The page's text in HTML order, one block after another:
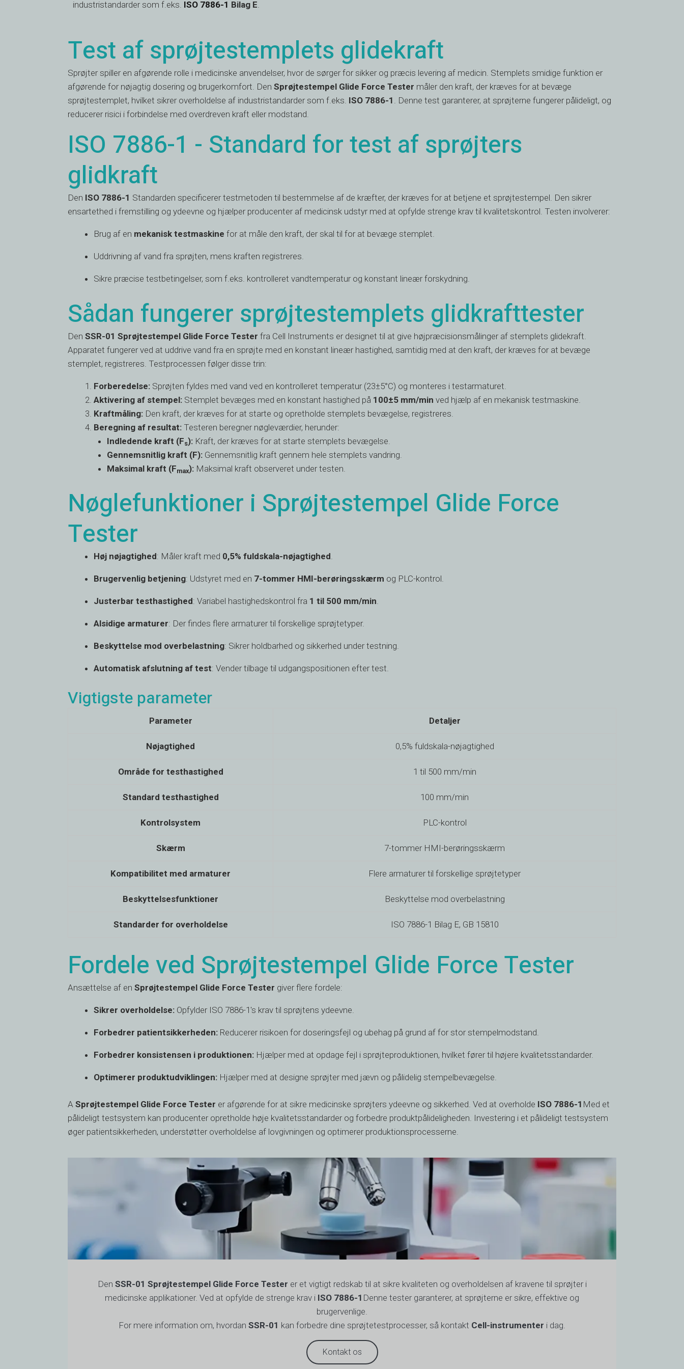
industristandarder som f.eks. ISO 7886-1 Bilag E.
Test af sprøjtestemplets glidekraft
Sprøjter spiller en afgørende rolle i medicinske anvendelser, hvor de sørger for sikker og præcis levering af medicin. Stemplets smidige funktion er
afgørende for nøjagtig dosering og brugerkomfort. Den Sprøjtestempel Glide Force Tester måler den kraft, der kræves for at bevæge
sprøjtestemplet, hvilket sikrer overholdelse af industristandarder som f.eks. ISO 7886-1 . Denne test garanterer, at sprøjterne fungerer pålideligt, og
reducerer risici i forbindelse med overdreven kraft eller modstand.
ISO 7886-1 - Standard for test af sprøjters
glidkraft
Den ISO 7886-1 Standarden specificerer testmetoden til bestemmelse af de kræfter, der kræves for at betjene et sprøjtestempel. Den sikrer
ensartethed i fremstilling og ydeevne og hjælper producenter af medicinsk udstyr med at opfylde strenge krav til kvalitetskontrol. Testen involverer:
Brug af en mekanisk testmaskine for at måle den kraft, der skal til for at bevæge stemplet.
Uddrivning af vand fra sprøjten, mens kraften registreres.
Sikre præcise testbetingelser, som f.eks. kontrolleret vandtemperatur og konstant lineær forskydning.
Sådan fungerer sprøjtestemplets glidkrafttester
Den SSR-01 Sprøjtestempel Glide Force Tester fra Cell Instruments er designet til at give højpræcisionsmålinger af stemplets glidekraft.
Apparatet fungerer ved at uddrive vand fra en sprøjte med en konstant lineær hastighed, samtidig med at den kraft, der kræves for at bevæge
stemplet, registreres. Testprocessen følger disse trin:
Forberedelse: Sprøjten fyldes med vand ved en kontrolleret temperatur (23±5°C) og monteres i testarmaturet.
Aktivering af stempel: Stemplet bevæges med en konstant hastighed på 100±5 mm/min ved hjælp af en mekanisk testmaskine.
Kraftmåling: Den kraft, der kræves for at starte og opretholde stemplets bevægelse, registreres.
Beregning af resultat: Testeren beregner nøgleværdier, herunder:
Indledende kraft (Fs):Kraft, der kræves for at starte stemplets bevægelse.
Gennemsnitlig kraft (F):Gennemsnitlig kraft gennem hele stemplets vandring.
Maksimal kraft (Fmax):Maksimal kraft observeret under testen.
Nøglefunktioner i Sprøjtestempel Glide Force
Tester
Høj nøjagtighed: Måler kraft med 0,5% fuldskala-nøjagtighed.
Brugervenlig betjening: Udstyret med en 7-tommer HMI-berøringsskærm og PLC-kontrol.
Justerbar testhastighed: Variabel hastighedskontrol fra 1 til 500 mm/min.
Alsidige armaturer: Der findes flere armaturer til forskellige sprøjtetyper.
Beskyttelse mod overbelastning: Sikrer holdbarhed og sikkerhed under testning.
Automatisk afslutning af test: Vender tilbage til udgangspositionen efter test.
Vigtigste parameter
Parameter Detaljer
Nøjagtighed 0,5% fuldskala-nøjagtighed
Område for testhastighed 1 til 500 mm/min
Standard testhastighed 100 mm/min
Kontrolsystem PLC-kontrol
Skærm 7-tommer HMI-berøringsskærm
Kompatibilitet med armaturer Flere armaturer til forskellige sprøjtetyper
Beskyttelsesfunktioner Beskyttelse mod overbelastning
Standarder for overholdelse ISO 7886-1 Bilag E, GB 15810
Fordele ved Sprøjtestempel Glide Force Tester
Ansættelse af en Sprøjtestempel Glide Force Tester giver flere fordele:
Sikrer overholdelse: Opfylder ISO 7886-1's krav til sprøjtens ydeevne.
Forbedrer patientsikkerheden: Reducerer risikoen for doseringsfejl og ubehag på grund af for stor stempelmodstand.
Forbedrer konsistensen i produktionen: Hjælper med at opdage fejl i sprøjteproduktionen, hvilket fører til højere kvalitetsstandarder.
Optimerer produktudviklingen: Hjælper med at designe sprøjter med jævn og pålidelig stempelbevægelse.
A Sprøjtestempel Glide Force Tester er afgørende for at sikre medicinske sprøjters ydeevne og sikkerhed. Ved at overholde ISO 7886-1 Med et
pålideligt testsystem kan producenter opretholde høje kvalitetsstandarder og forbedre produktpålideligheden. Investering i et pålideligt testsystem
øger patientsikkerheden, understøtter overholdelse af lovgivningen og optimerer produktionsprocesserne.
Den SSR-01 Sprøjtestempel Glide Force Tester er et vigtigt redskab til at sikre kvaliteten og overholdelsen af kravene til sprøjter i
medicinske applikationer. Ved at opfylde de strenge krav i ISO 7886-1 Denne tester garanterer, at sprøjterne er sikre, effektive og
brugervenlige.
For mere information om, hvordan SSR-01 kan forbedre dine sprøjtetestprocesser, så kontakt Cell-instrumenter i dag.
Kontakt os